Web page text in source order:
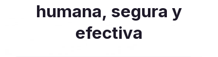
humana, segura y
efectiva